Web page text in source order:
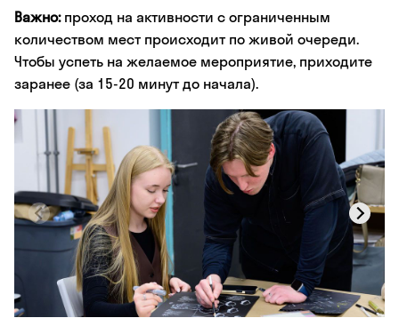
Важно:проход на активности с ограниченным
количеством мест происходит по живой очереди.
Чтобы успеть на желаемое мероприятие, приходите
заранее (за 15-20 минут до начала).